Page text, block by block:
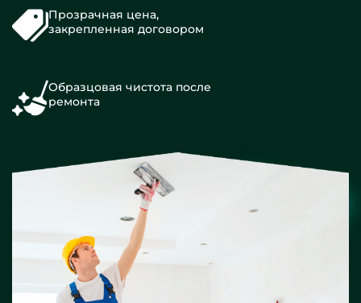
Прозрачная цена,
закрепленная договором
Образцовая чистота после
ремонта